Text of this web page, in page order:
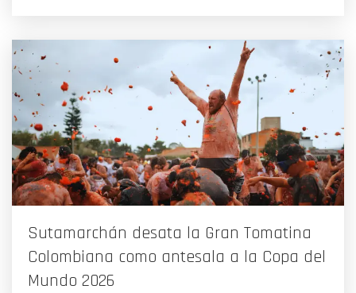
Sutamarchán desata la Gran Tomatina
Colombiana como antesala a la Copa del
Mundo 2026